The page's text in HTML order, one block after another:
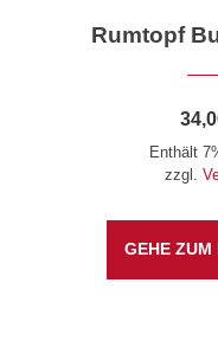
Rumtopf
Enthält
zzgl.
GEHE ZUM